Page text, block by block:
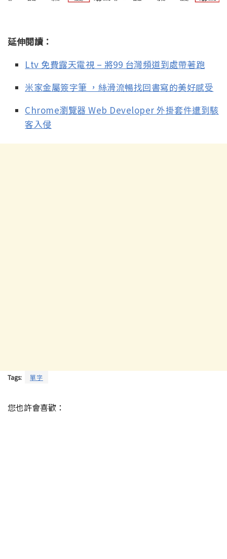
延伸閱讀：
Ltv 免費露天電視 – 將99 台灣頻道到處帶著跑
米家金屬簽字筆 ，絲滑流暢找回書寫的美好感受
Chrome瀏覽器 Web Developer 外掛套件遭到駭
客入侵
Tags: 單字
您也許會喜歡：